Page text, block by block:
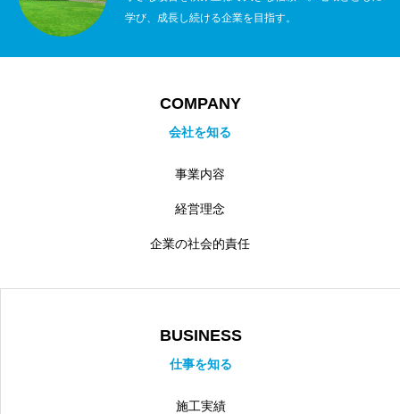
学び、成長し続ける企業を目指す。
COMPANY
会社を知る
事業内容
経営理念
企業の社会的責任
BUSINESS
仕事を知る
施工実績